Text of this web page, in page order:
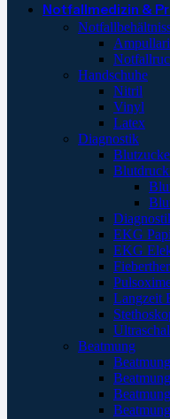
Notfallmedizin &
Handschuhe
Nitril
Vinyl
Latex
Diagnostik
EKG
EKG
Langzeit
Beatmung